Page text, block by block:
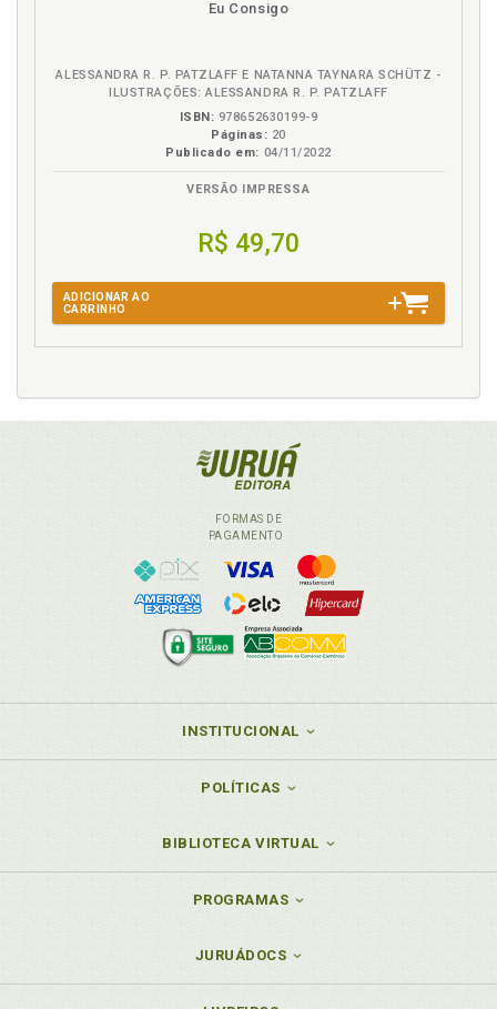
Eu Consigo
ALESSANDRA R. P. PATZLAFF E NATANNA TAYNARA SCHÜTZ -
ILUSTRAÇÕES: ALESSANDRA R. P. PATZLAFF
ISBN: 978652630199-9
Páginas: 20
Publicado em: 04/11/2022
VERSÃO IMPRESSA
R$ 49,70
ADICIONAR AO
CARRINHO
FORMAS DE
PAGAMENTO
INSTITUCIONAL
POLÍTICAS
BIBLIOTECA VIRTUAL
PROGRAMAS
JURUÁDOCS